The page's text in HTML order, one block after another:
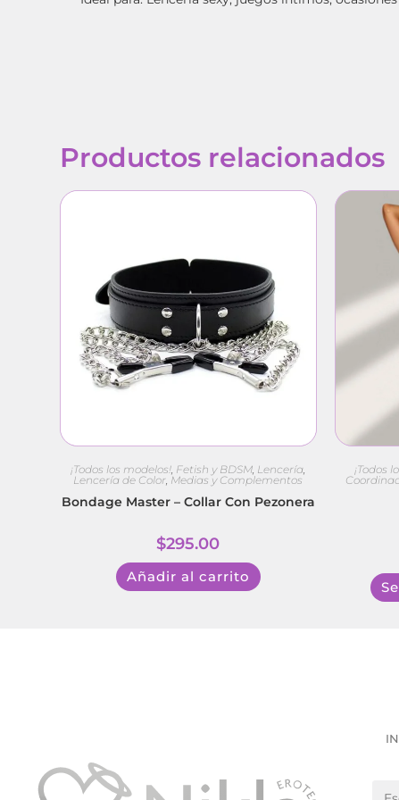
Productos relacionados
¡Todos los modelos!, Fetish y BDSM, Lencería,
Lencería de Color, Medias y Complementos
Bondage Master – Collar Con Pezonera
$295.00
Añadir al carrito
¡Todos